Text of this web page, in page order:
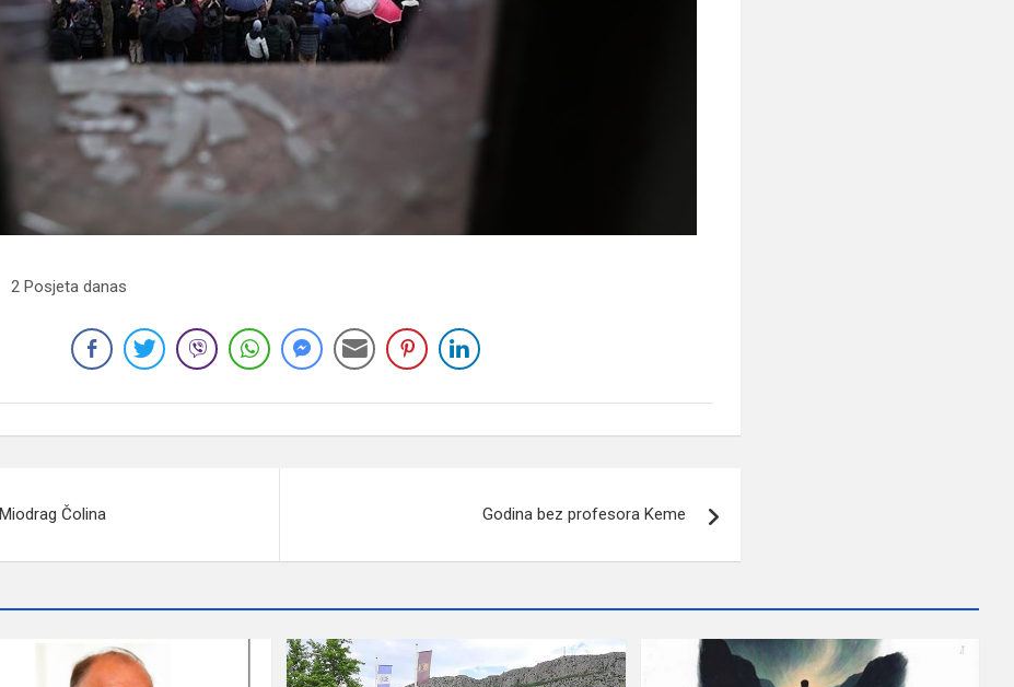
2 Posjeta danas
Čolina Godina bez profesora Keme